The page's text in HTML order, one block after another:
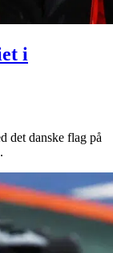
i
det danske flag på